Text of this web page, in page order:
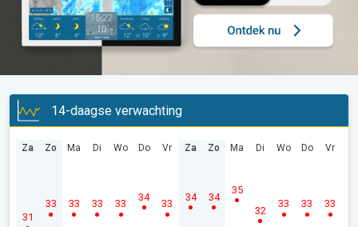
14-daagse verwachting
Za
31
Zo
33
Ma
33
Di
33
Wo
33
Do
34
Vr
33
Za
34
Zo
34
Ma
35
Di
32
Wo
33
Do
33
Vr
33